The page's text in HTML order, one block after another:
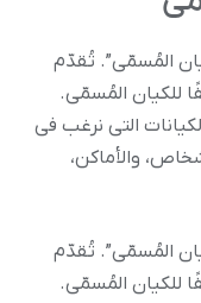
المُسمّى”. تُقدّم
19 تعریفًا مختلفًا للکیان المُسمّى.
التی نرغب فی
والأماکن،
المُسمّى”. تُقدّم
19 تعریفًا مختلفًا للکیان المُسمّى.